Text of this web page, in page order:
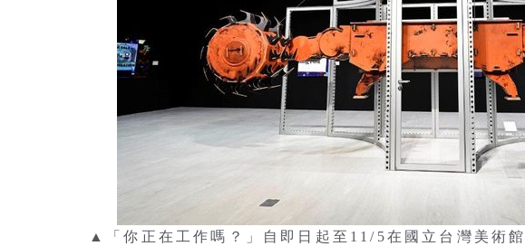
▲「你正在工作嗎？」自即日起至11/5在國立台灣美術